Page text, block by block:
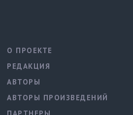
О ПРОЕКТЕ
РЕДАКЦИЯ
АВТОРЫ
АВТОРЫ ПРОИЗВЕДЕНИЙ